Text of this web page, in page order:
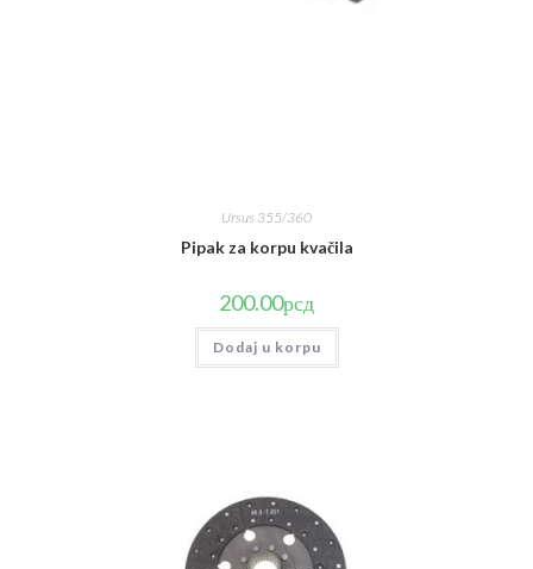
Ursus 355/360
Pipak za korpu kvačila
200.00рсд
Dodaj u korpu